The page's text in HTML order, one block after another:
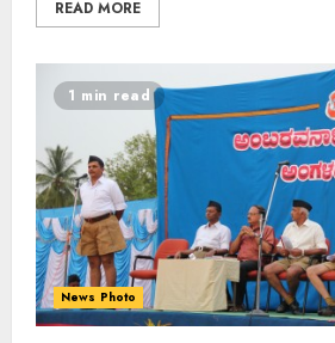
READ MORE
1 min read
News Photo